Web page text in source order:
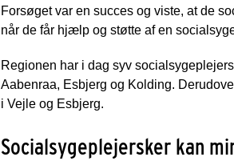
Forsøget var en succes og viste, at de
når de får hjælp og støtte af en
Regionen har i dag syv
Aabenraa, Esbjerg og Kolding.
i Vejle og Esbjerg.
Socialsygeplejersker kan